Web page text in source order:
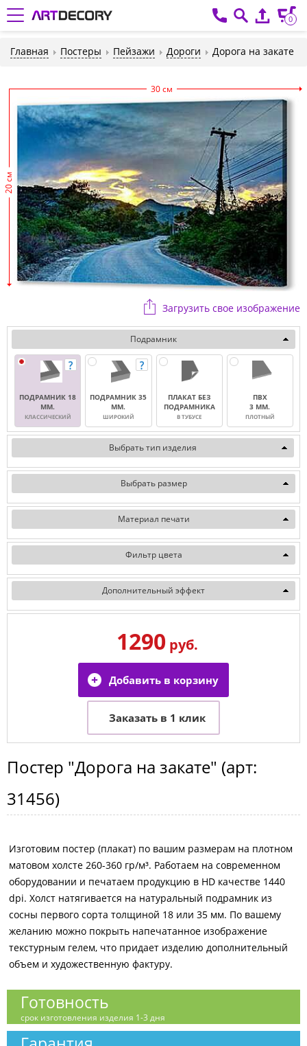
0
Главная Постеры Пейзажи Дороги Дорога на закате
30 см
20 см
Загрузить свое изображение
Подрамник
ПОДРАМНИК 18
ММ.
КЛАССИЧЕСКИЙ
ПОДРАМНИК 35
ММ.
ШИРОКИЙ
ПЛАКАТ БЕЗ
ПОДРАМНИКА
В ТУБУСЕ
ПВХ
3 ММ.
ПЛОТНЫЙ
Выбрать тип изделия
Выбрать размер
Материал печати
Фильтр цвета
Дополнительный эффект
1290руб.
Постер "Дорога на закате" (арт:
31456)
Изготовим постер (плакат) по вашим размерам на плотном
матовом холсте 260-360 гр/м³. Работаем на современном
оборудовании и печатаем продукцию в HD качестве 1440
dpi. Холст натягивается на натуральный подрамник из
сосны первого сорта толщиной 18 или 35 мм. По вашему
желанию можно покрыть напечатанное изображение
текстурным гелем, что придает изделию дополнительный
объем и художественную фактуру.
Готовность
срок изготовления изделия 1-3 дня